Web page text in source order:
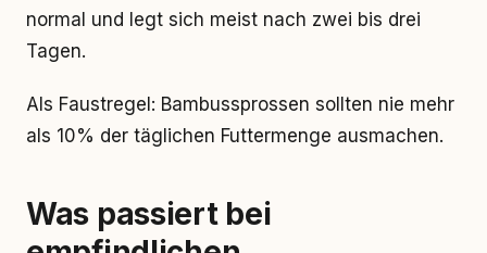
normal und legt sich meist nach zwei bis drei
Tagen.
Als Faustregel: Bambussprossen sollten nie mehr
als 10% der täglichen Futtermenge ausmachen.
Was passiert bei